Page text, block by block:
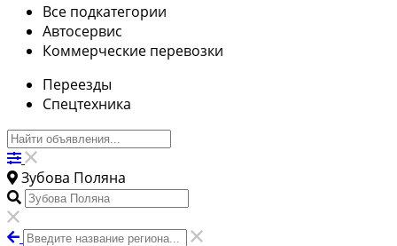
Все подкатегории
Автосервис
Коммерческие перевозки
Переезды
Спецтехника
Зубова Поляна